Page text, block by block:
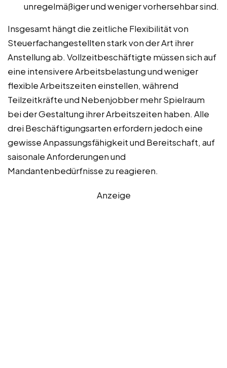
unregelmäßiger und weniger vorhersehbar sind.
Insgesamt hängt die zeitliche Flexibilität von
Steuerfachangestellten stark von der Art ihrer
Anstellung ab. Vollzeitbeschäftigte müssen sich auf
eine intensivere Arbeitsbelastung und weniger
flexible Arbeitszeiten einstellen, während
Teilzeitkräfte und Nebenjobber mehr Spielraum
bei der Gestaltung ihrer Arbeitszeiten haben. Alle
drei Beschäftigungsarten erfordern jedoch eine
gewisse Anpassungsfähigkeit und Bereitschaft, auf
saisonale Anforderungen und
Mandantenbedürfnisse zu reagieren.
Anzeige